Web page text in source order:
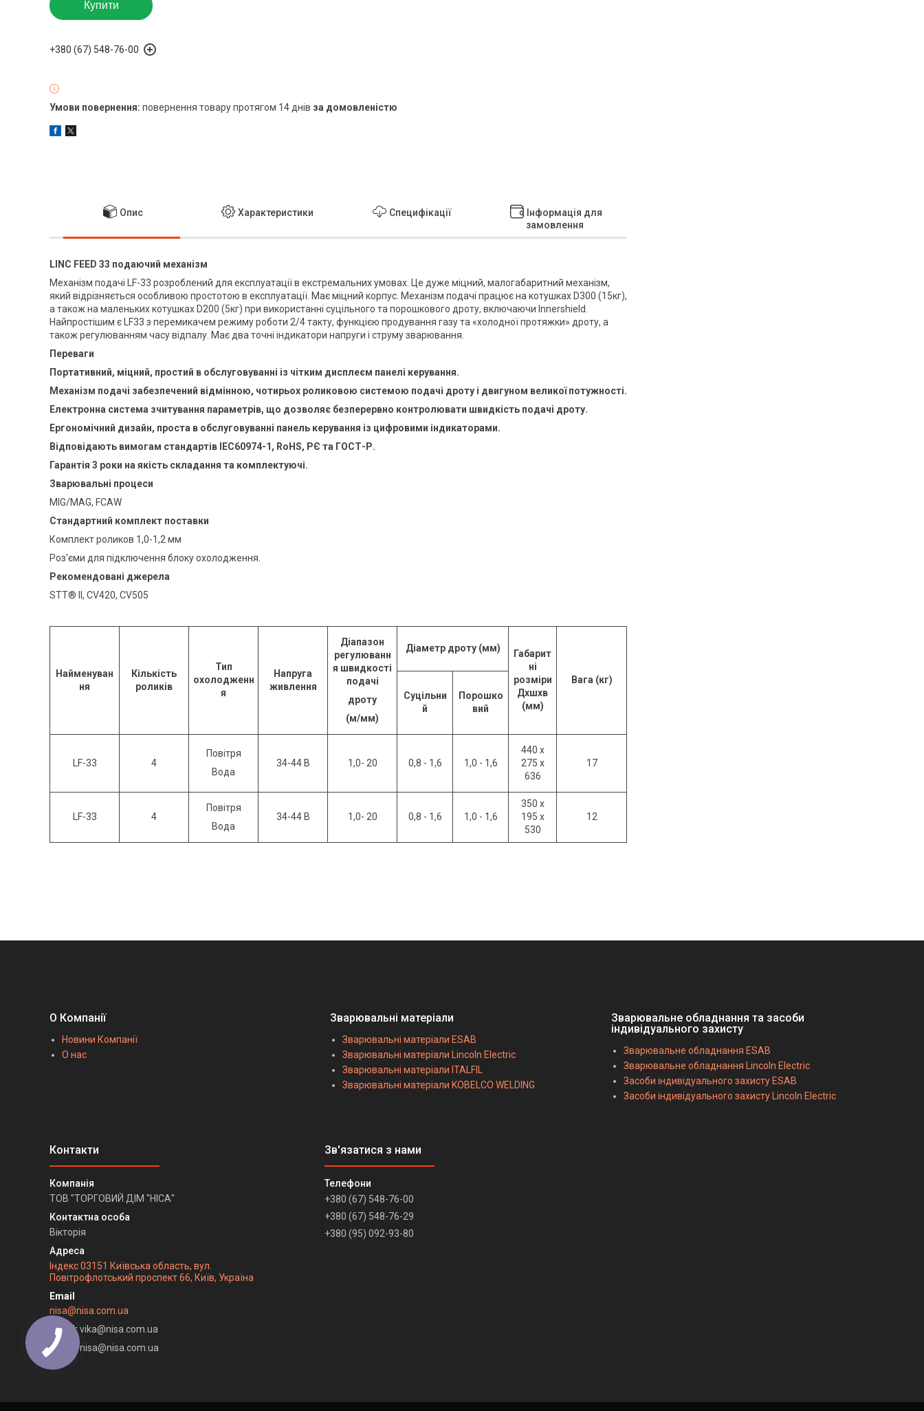
Купити
+380 (67) 548-76-00
повернення товару протягом 14 днів за домовленістю
Опис Характеристики Специфікації
Інформація для
замовлення
LINC FEED 33 подаючий механізм
Механізм подачі LF-33 розроблений для експлуатації в екстремальних умовах. Це дуже міцний, малогабаритний механізм,
який відрізняється особливою простотою в експлуатації. Має міцний корпус. Механізм подачі працює на котушках D300 (15кг),
а також на маленьких котушках D200 (5кг) при використанні суцільного та порошкового дроту, включаючи Innershield.
Найпростішим є LF33 з перемикачем режиму роботи 2/4 такту, функцією продування газу та «холодної протяжки» дроту, а
також регулюванням часу відпалу. Має два точні індикатори напруги і струму зварювання.
Переваги
Портативний, міцний, простий в обслуговуванні із чітким дисплеєм панелі керування.
Механізм подачі забезпечений відмінною, чотирьох роликовою системою подачі дроту і двигуном великої потужності.
Електронна система зчитування параметрів, що дозволяє безперервно контролювати швидкість подачі дроту.
Ергономічний дизайн, проста в обслуговуванні панель керування із цифровими індикаторами.
Відповідають вимогам стандартів IEC60974-1, RoHS, РЄ та ГОСТ-Р.
Гарантія 3 роки на якість складання та комплектуючі.
Зварювальні процеси
MIG/MAG, FCAW
Стандартний комплект поставки
Комплект роликов 1,0-1,2 мм
Роз'єми для підключення блоку охолодження.
Рекомендовані джерела
STT® II, CV420, CV505
Найменуван
ня
Кількість
роликів
Тип
охолодженн
я
Напруга
живлення
Діапазон
регулюванн
я швидкості
подачі
дроту
(м/мм)
Діаметр дроту (мм)
Габарит
ні
розміри
Дхшхв
(мм)
Вага (кг)
Суцільни
й
Порошко
вий
LF-33 4
Повітря
Вода
34-44 В 1,0- 20 0,8 - 1,6 1,0 - 1,6
440 x
275 x
636
17
LF-33 4
Повітря
Вода
34-44 В 1,0- 20 0,8 - 1,6 1,0 - 1,6
350 x
195 x
530
12
О Компанії
Новини Компанії
О нас
Зварювальні матеріали
Зварювальні матеріали ESAB
Зварювальні матеріали Lincoln Electric
Зварювальні матеріали ITALFIL
Зварювальні матеріали KOBELCO WELDING
Зварювальне обладнання та засоби
індивідуального захисту
Зварювальне обладнання ESAB
Зварювальне обладнання Lincoln Electric
Засоби індивідуального захисту ESAB
Засоби індивідуального захисту Lincoln Electric
ТОВ "ТОРГОВИЙ ДІМ "НІСА"
Вікторія
Індекс 03151 Київська область, вул.
Повітрофлотський проспект 66, Київ, Україна
nisa@nisa.com.ua
Email vika@nisa.com.ua
Email
nisa@nisa.com.ua
+380 (67) 548-76-00
+380 (67) 548-76-29
+380 (95) 092-93-80